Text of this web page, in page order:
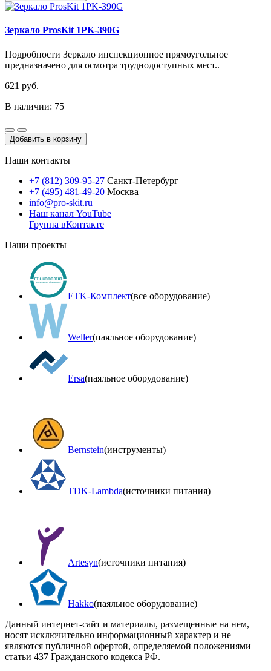
Зеркало ProsKit 1PK-390G
Подробности Зеркало инспекционное прямоугольное
предназначено для осмотра труднодоступных мест..
621 руб.
В наличии: 75
Добавить в корзину
Наши контакты
+7 (812) 309-95-27 Санкт-Петербург
+7 (495) 481-49-20 Москва
info@pro-skit.ru
Наш канал YouTube
Группа вКонтакте
Наши проекты
ETK-Комплект(все оборудование)
Weller(паяльное оборудование)
Ersa(паяльное оборудование)
Bernstein(инструменты)
TDK-Lambda(источники питания)
Artesyn(источники питания)
Hakko(паяльное оборудование)
Данный интернет-сайт и материалы, размещенные на нем,
носят исключительно информационный характер и не
являются публичной офертой, определяемой положениями
статьи 437 Гражданского кодекса РФ.